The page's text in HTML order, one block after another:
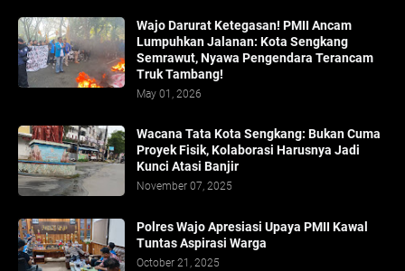
Wajo Darurat Ketegasan! PMII Ancam
Lumpuhkan Jalanan: Kota Sengkang
Semrawut, Nyawa Pengendara Terancam
Truk Tambang!
May 01, 2026
​Wacana Tata Kota Sengkang: Bukan Cuma
Proyek Fisik, Kolaborasi Harusnya Jadi
Kunci Atasi Banjir
November 07, 2025
Polres Wajo Apresiasi Upaya PMII Kawal
Tuntas Aspirasi Warga
October 21, 2025